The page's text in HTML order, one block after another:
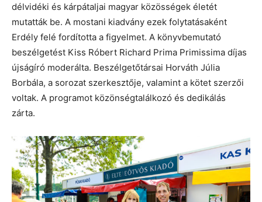
délvidéki és kárpátaljai magyar közösségek életét
mutatták be. A mostani kiadvány ezek folytatásaként
Erdély felé fordította a figyelmet. A könyvbemutató
beszélgetést Kiss Róbert Richard Prima Primissima díjas
újságíró moderálta. Beszélgetőtársai Horváth Júlia
Borbála, a sorozat szerkesztője, valamint a kötet szerzői
voltak. A programot közönségtalálkozó és dedikálás
zárta.